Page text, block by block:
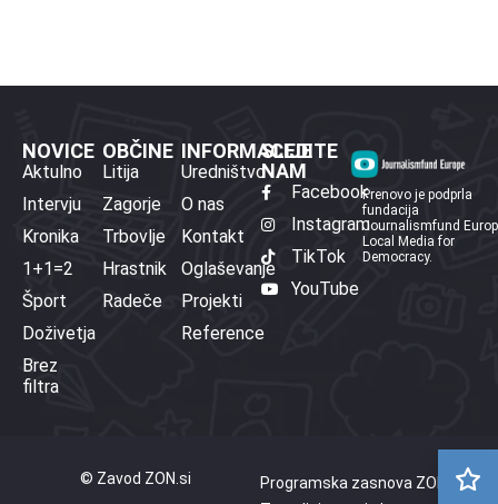
NOVICE
Aktulno
Intervju
Kronika
1+1=2
Šport
Doživetja
Brez
filtra
OBČINE
Litija
Zagorje
Trbovlje
Hrastnik
Radeče
INFORMACIJE
Uredništvo
O nas
Kontakt
Oglaševanje
Projekti
Reference
SLEDITE
NAM
Facebook
Instagram
TikTok
YouTube
Prenovo je podprla
fundacija
Journalismfund
Local Media for
Democracy.
© Zavod ZON.si
Programska zasnova ZON